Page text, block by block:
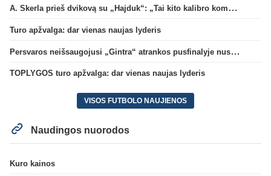
A. Skerla prieš dvikovą su „Hajduk“: „Tai kito kalibro komanda“
Turo apžvalga: dar vienas naujas lyderis
Persvaros neišsaugojusi „Gintra“ atrankos pusfinalyje nusileido Škotijos čempionėms
TOPLYGOS turo apžvalga: dar vienas naujas lyderis
VISOS FUTBOLO NAUJIENOS
Naudingos nuorodos
Kuro kainos